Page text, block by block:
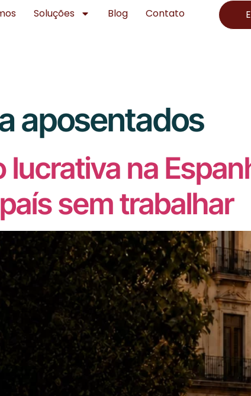
Soluções Blog Contato
aposentados
lucrativa na
sem trabalhar